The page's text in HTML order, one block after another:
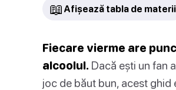
📖 Afișează tabla de materii
Fiecare vierme are
alcoolul. Dacă ești un fan
joc de băut bun, acest ghid